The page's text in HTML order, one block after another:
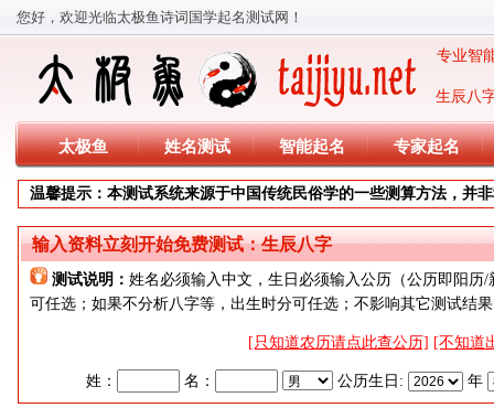
您好，欢迎光临太极鱼诗词国学起名测试网！
生辰八
专业智
太极鱼 姓名测试 智能起名 专家起名
温馨提示：本测试系统来源于中国传统民俗学的一些测算方法，并
输入资料立刻开始免费测试：生辰八字
测试说明： 姓名必须输入中文，生日必须输入公历（公历即阳
可任选；如果不分析八字等，出生时分可任选；不影响其它测试结
[只知道农历请点此查公历] [不知道
姓： 名： 公历生日: 年